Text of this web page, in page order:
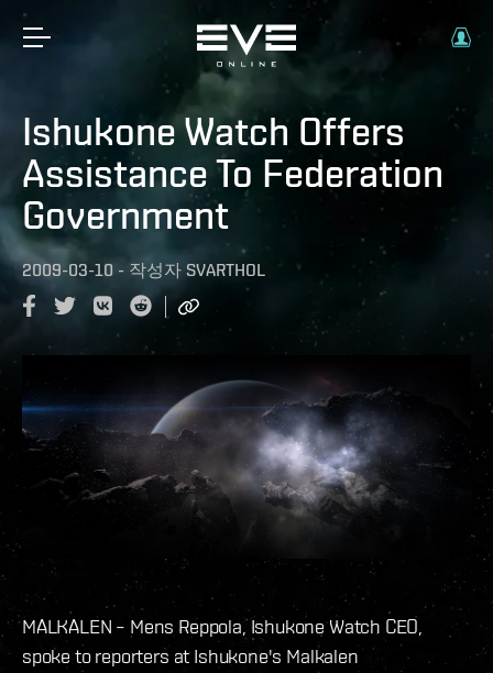
Ishukone Watch Offers
Assistance To Federation
Government
2009-03-10 - 작성자 SVARTHOL
MALKALEN – Mens Reppola, Ishukone Watch CEO,
spoke to reporters at Ishukone's Malkalen